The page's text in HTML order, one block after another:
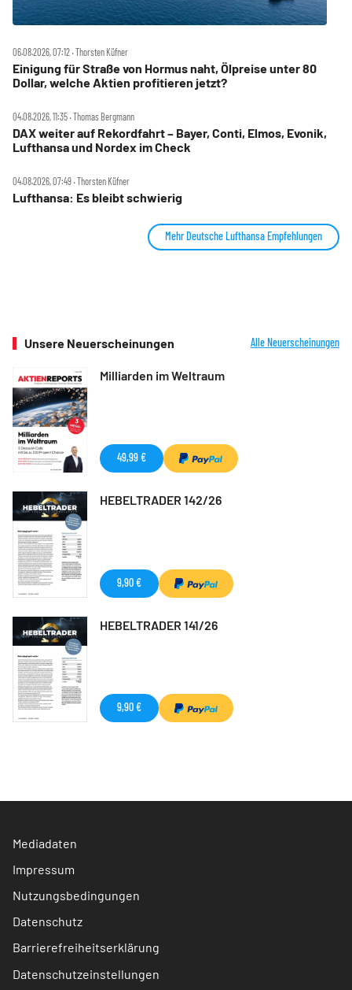
06.08.2026, 07:12 ‧ Thorsten Küfner
Einigung für Straße von Hormus naht, Ölpreise unter 80
Dollar, welche Aktien profitieren jetzt?
04.08.2026, 11:35 ‧ Thomas Bergmann
DAX weiter auf Rekordfahrt – Bayer, Conti, Elmos, Evonik,
Lufthansa und Nordex im Check
04.08.2026, 07:49 ‧ Thorsten Küfner
Lufthansa: Es bleibt schwierig
Mehr Deutsche Lufthansa Empfehlungen
Unsere Neuerscheinungen Alle Neuerscheinungen
Milliarden im Weltraum
49,99 €
HEBELTRADER 142/26
9,90 €
HEBELTRADER 141/26
9,90 €
Mediadaten
Impressum
Nutzungsbedingungen
Datenschutz
Barrierefreiheitserklärung
Datenschutzeinstellungen